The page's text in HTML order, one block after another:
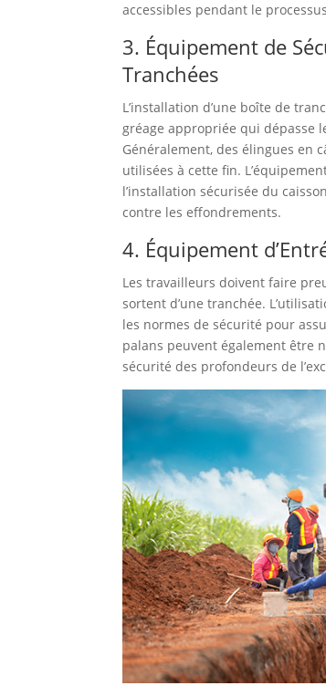
accessibles pendant le
3. Équipement de
Tranchées
L’installation d’une boîte de
gréage appropriée qui dépasse
Généralement, des élingues en
utilisées à cette fin.
l’installation sécurisée du
contre les effondrements.
4. Équipement
Les travailleurs doivent faire
sortent d’une tranchée.
les normes de sécurité pour
palans peuvent également être
sécurité des profondeurs de